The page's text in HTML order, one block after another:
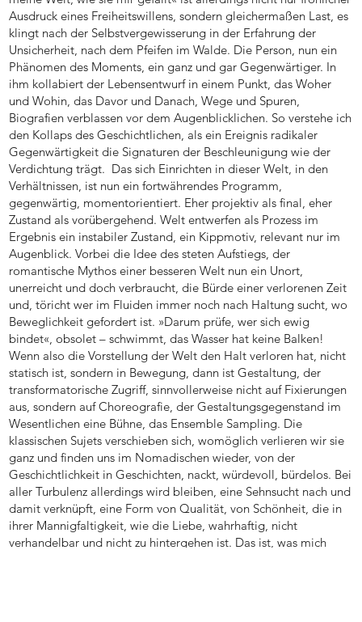
Ausdruck eines Freiheitswillens, sondern gleichermaßen Last, es
klingt nach der Selbstvergewisserung in der Erfahrung der
Unsicherheit, nach dem Pfeifen im Walde. Die Person, nun ein
Phänomen des Moments, ein ganz und gar Gegenwärtiger. In
ihm kollabiert der Lebensentwurf in einem Punkt, das Woher
und Wohin, das Davor und Danach, Wege und Spuren,
Biografien verblassen vor dem Augenblicklichen. So verstehe ich
den Kollaps des Geschichtlichen, als ein Ereignis radikaler
Gegenwärtigkeit die Signaturen der Beschleunigung wie der
Verdichtung trägt. Das sich Einrichten in dieser Welt, in den
Verhältnissen, ist nun ein fortwährendes Programm,
gegenwärtig, momentorientiert. Eher projektiv als final, eher
Zustand als vorübergehend. Welt entwerfen als Prozess im
Ergebnis ein instabiler Zustand, ein Kippmotiv, relevant nur im
Augenblick. Vorbei die Idee des steten Aufstiegs, der
romantische Mythos einer besseren Welt nun ein Unort,
unerreicht und doch verbraucht, die Bürde einer verlorenen Zeit
und, töricht wer im Fluiden immer noch nach Haltung sucht, wo
Beweglichkeit gefordert ist. »Darum prüfe, wer sich ewig
bindet«, obsolet – schwimmt, das Wasser hat keine Balken!
Wenn also die Vorstellung der Welt den Halt verloren hat, nicht
statisch ist, sondern in Bewegung, dann ist Gestaltung, der
transformatorische Zugriff, sinnvollerweise nicht auf Fixierungen
aus, sondern auf Choreografie, der Gestaltungsgegenstand im
Wesentlichen eine Bühne, das Ensemble Sampling. Die
klassischen Sujets verschieben sich, womöglich verlieren wir sie
ganz und finden uns im Nomadischen wieder, von der
Geschichtlichkeit in Geschichten, nackt, würdevoll, bürdelos. Bei
aller Turbulenz allerdings wird bleiben, eine Sehnsucht nach und
damit verknüpft, eine Form von Qualität, von Schönheit, die in
ihrer Mannigfaltigkeit, wie die Liebe, wahrhaftig, nicht
verhandelbar und nicht zu hintergehen ist. Das ist, was mich